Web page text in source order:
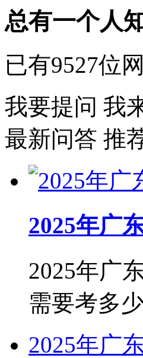
总有一个人
已有9527位
我要提问 我
最新问答 推
2025年广
2025年广
需要考多
2025年广